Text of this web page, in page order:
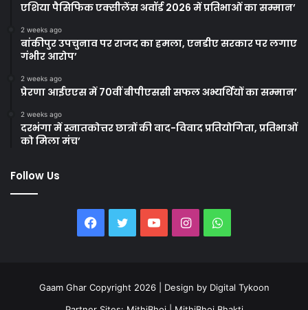
एशिया पैसिफिक एक्सीलेंस अवॉर्ड 2026 में प्रतिभाओं का सम्मान’
2 weeks ago
बांकीपुर उपचुनाव पर राजद का हमला, एनडीए सरकार पर लगाए
गंभीर आरोप’
2 weeks ago
प्रेरणा आईएएस में 70वीं बीपीएससी सफल अभ्यर्थियों का सम्मान’
2 weeks ago
दरभंगा में स्नातकोत्तर छात्रों की वाद-विवाद प्रतियोगिता, प्रतिभाओं
को मिला मंच’
Follow Us
Facebook
TwitterYouTubeInstagramWhatsApp
Gaam Ghar Copyright 2026 | Design by Digital Tykoon